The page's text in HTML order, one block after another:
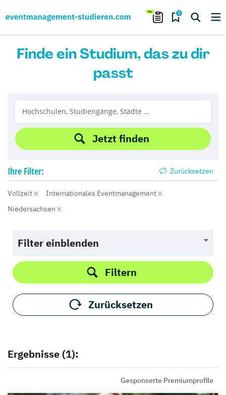
0
Finde ein Studium, das zu dir
passt
Jetzt finden
Ihre Filter: Zurücksetzen
Vollzeit
Internationales Eventmanagement
Niedersachsen
Filter einblenden
Filtern
Zurücksetzen
Ergebnisse (1):
Gesponserte Premiumprofile